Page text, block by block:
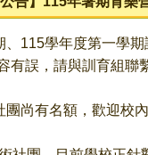
、115學年度第一學
有誤，請與訓育組聯
團尚有名額，歡迎校